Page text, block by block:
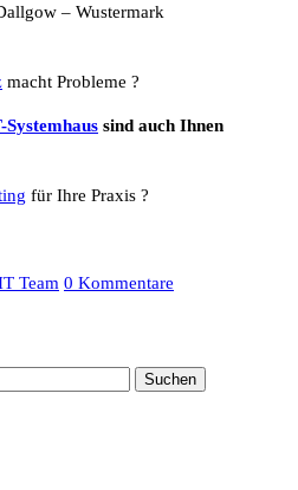
– Wustermark
macht Probleme ?
Systemhaus sind auch Ihnen
für Ihre Praxis ?
Team 0 Kommentare